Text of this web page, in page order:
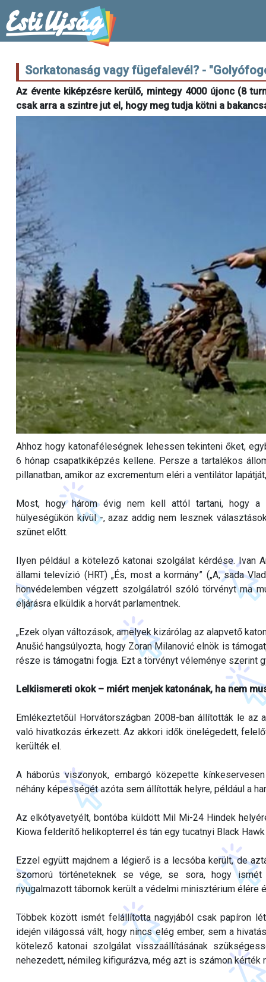
Sorkatonaság vagy fügefalevél? -
Az évente kiképzésre kerülő, mintegy 4000 újonc (8
csak arra a szintre jut el, hogy meg tudja kötni a
Ahhoz hogy katonaféleségnek lehessen tekinteni őket,
6 hónap csapatkiképzés kellene. Persze a tartalékos
pillanatban, amikor az excrementum eléri a ventilátor
Most, hogy három évig nem kell attól tartani, hogy a
hülyeségükön kívül -, azaz addig nem lesznek
szünet előtt.
Ilyen például a kötelező katonai szolgálat kérdése. Ivan
állami televízió (HRT) „És, most a kormány” („A, sada
honvédelemben végzett szolgálatról szóló törvényt ma
eljárásra elküldik a horvát parlamentnek.
„Ezek olyan változások, amelyek kizárólag az alapvető
Anušić hangsúlyozta, hogy Zoran Milanović elnök is
része is támogatni fogja. Ezt a törvényt véleménye szerint
Lelkiismereti okok – miért menjek katonának, ha nem
Emlékeztetőül Horvátországban 2008-ban állították le
való hivatkozás érkezett. Az akkori idők önelégedett,
kerülték el.
A háborús viszonyok, embargó közepette
néhány képességét azóta sem állították helyre, például a
Az elkótyavetyélt, bontóba küldött Mil Mi-24 Hindek
Kiowa felderítő helikopterrel és tán egy tucatnyi Black
Ezzel együtt majdnem a légierő is a lecsóba került, de
szomorú történeteknek se vége, se sora, hogy
nyugalmazott tábornok került a védelmi minisztérium élére
Többek között ismét felállította nagyjából csak papíron
idején világossá vált, hogy nincs elég ember, sem a
kötelező katonai szolgálat visszaállításának
nehezedett, némileg kifigurázva, még azt is számon kérték